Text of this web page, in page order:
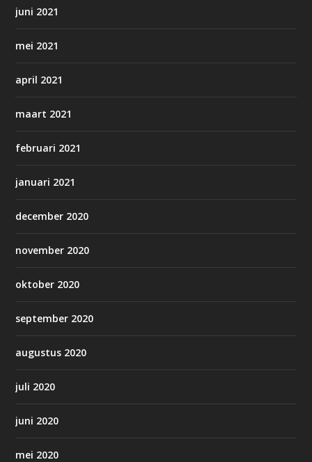
juni 2021
mei 2021
april 2021
maart 2021
februari 2021
januari 2021
december 2020
november 2020
oktober 2020
september 2020
augustus 2020
juli 2020
juni 2020
mei 2020